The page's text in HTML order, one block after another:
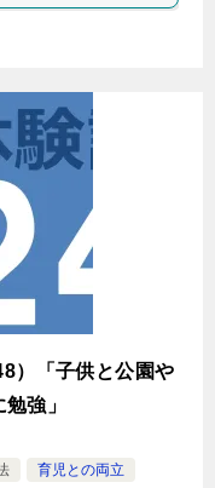
）「子供と公園や
強」
育児との両立